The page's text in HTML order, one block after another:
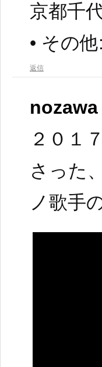
京都千
• その
返信
nozawa
２０１
さった
ノ歌手